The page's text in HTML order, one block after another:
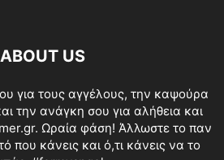
ABOUT US
για τους αγγέλους, την καψούρα
την ανάγκη σου για αλήθεια και
Ωραία φάση! Άλλωστε το παν
που κάνεις και ό,τι κάνεις να το